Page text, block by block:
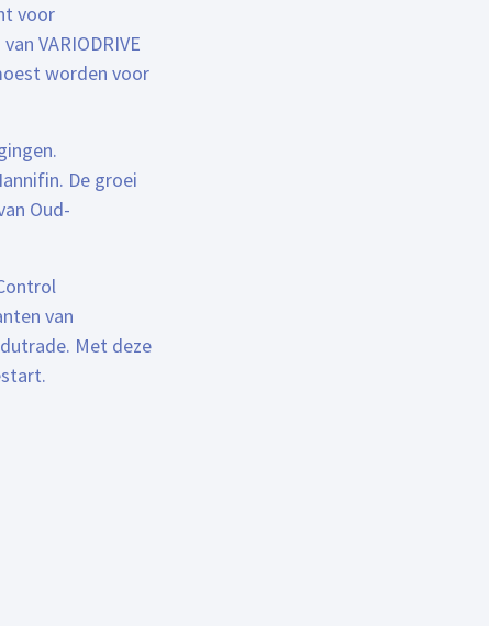
voor
VARIODRIVE
worden voor
De groei
Oud-
van
Met deze